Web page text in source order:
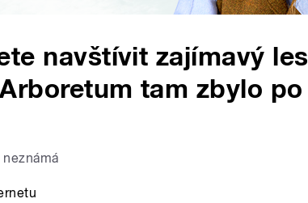
navštívit zajímavý les
tam zbylo po